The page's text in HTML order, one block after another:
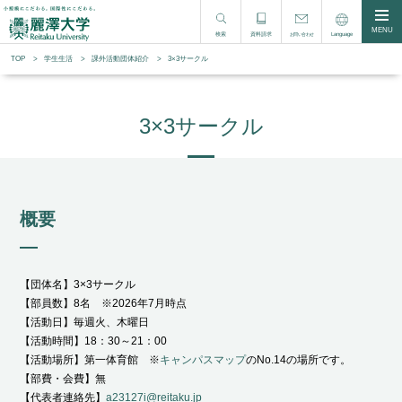
検索 資料請求 お問い合わせ Language MENU
TOP 学生生活 課外活動団体紹介 3×3サークル
3×3サークル
概要
【団体名】3×3サークル
【部員数】8名 ※2026年7月時点
【活動日】毎週火、木曜日
【活動時間】18：30～21：00
【活動場所】第一体育館 ※キャンパスマップのNo.14の場所です。
【部費・会費】無
【代表者連絡先】a23127i@reitaku.jp